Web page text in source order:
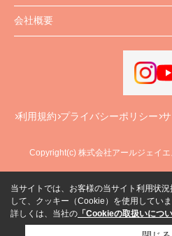
会社概要
利用規約 プライバシーポリシー
Copyright(c) 株式会社アールジェイ
当サイトでは、お客様の当サイト利用状
して、クッキー（Cookie）を使用していま
詳しくは、当社の 「Cookieの取扱いについ